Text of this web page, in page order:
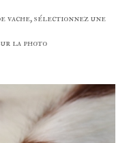
vache, sélectionnez une
la photo